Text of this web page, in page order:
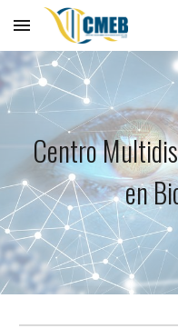
Skip to main content
Centro
en